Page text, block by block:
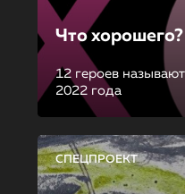
Что хорошего?
12 героев
2022 года
СПЕЦПРОЕКТ